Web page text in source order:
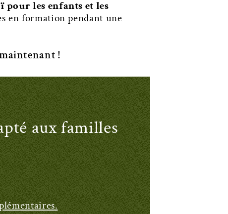
pour les enfants et les
en formation pendant une
!
aux familles